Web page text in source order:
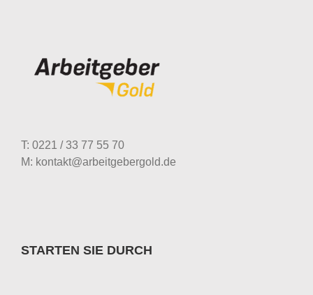
T: 0221 / 33 77 55 70
M: kontakt@arbeitgebergold.de
STARTEN SIE DURCH